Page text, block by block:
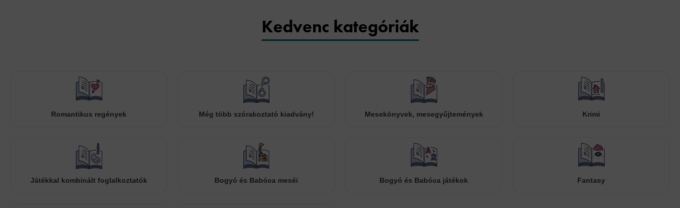
Kedvenc kategóriák
Romantikus regények Még több szórakoztató kiadvány! Mesekönyvek, mesegyűjtemények Krimi
Játékkal kombinált foglalkoztatók Bogyó és Babóca meséi Bogyó és Babóca játékok Fantasy